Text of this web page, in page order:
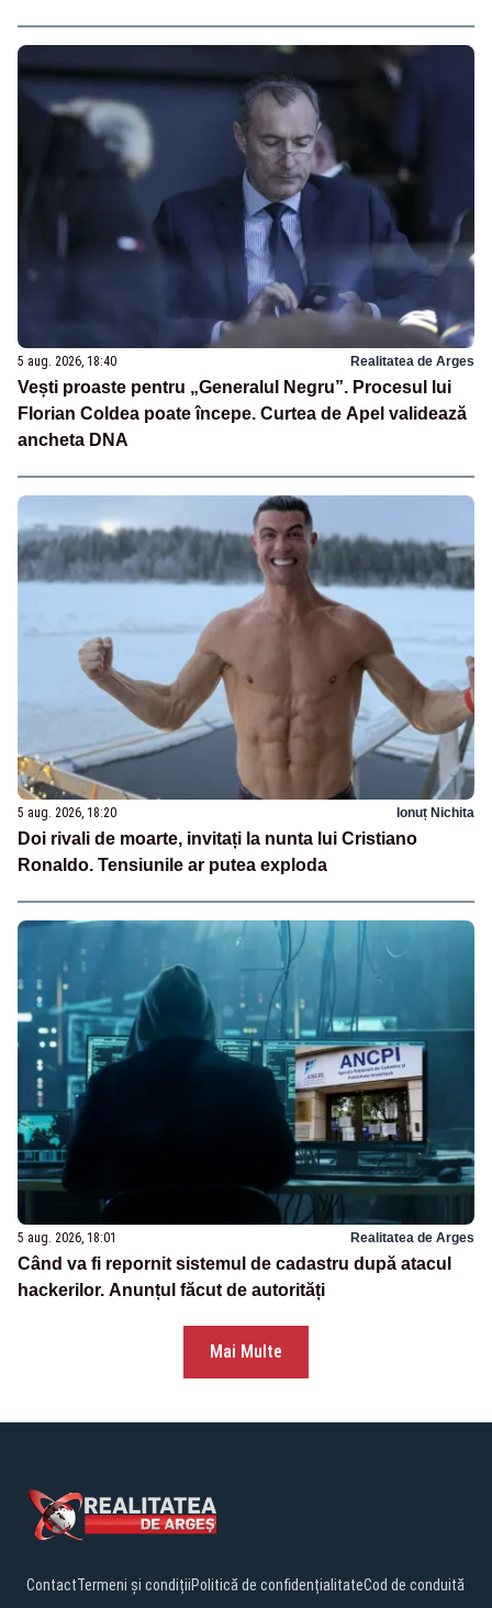
5 aug. 2026, 18:40 Realitatea de Arges
Vești proaste pentru „Generalul Negru”. Procesul lui
Florian Coldea poate începe. Curtea de Apel validează
ancheta DNA
5 aug. 2026, 18:20 Ionuț Nichita
Doi rivali de moarte, invitați la nunta lui Cristiano
Ronaldo. Tensiunile ar putea exploda
5 aug. 2026, 18:01 Realitatea de Arges
Când va fi repornit sistemul de cadastru după atacul
hackerilor. Anunțul făcut de autorități
Mai Multe
ContactTermeni și condițiiPolitică de confidențialitateCod de conduită